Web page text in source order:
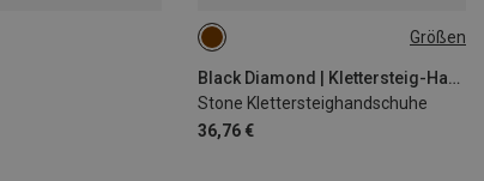
Größen
Black Diamond | Klettersteig-Handschuhe
Stone Klettersteighandschuhe
36,76 €
XS